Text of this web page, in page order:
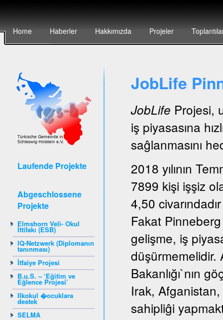
Home Haberler Hakkımızda Projeler
Laufende Projekte
Abgeschlossene
Projekte
Elmshorn Veli- Okul
İttifakı (ESB)
IQ-Netzwerk (Diplomanın
tanınması)
İtfaiye Projesi
B.u.S. – ‘Eğitim ve
Eğlence Projesi’
Ilkokul �ocuklara
destek
SELMA
JobLife
JobLife Projesi,
iş piyasasına
saĝlanmasını
2018 yılının
7899 kişi işşiz
4,50
Fakat
gelişme, iş
düşürmemelidir.
Bakanlığı`nın
Irak,
sahipliĝi